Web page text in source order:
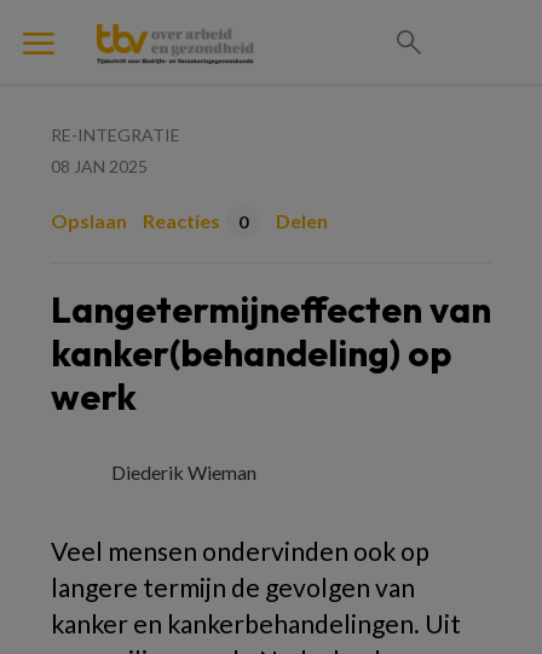
RE-INTEGRATIE
08 JAN 2025
Opslaan Reacties 0 Delen
Langetermijneffecten van
kanker(behandeling) op
werk
Diederik Wieman
Veel mensen ondervinden ook op
langere termijn de gevolgen van
kanker en kankerbehandelingen. Uit